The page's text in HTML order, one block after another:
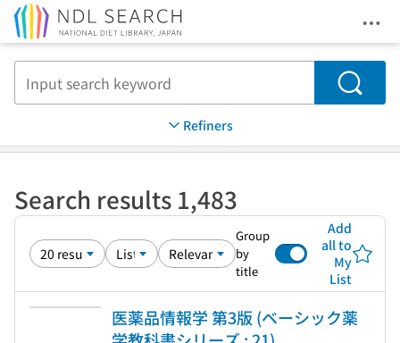
Search
Refiners
Search results 1,483
Group
by
title
Add
all to
My
List
医薬品情報学 第3版 (ベーシック薬